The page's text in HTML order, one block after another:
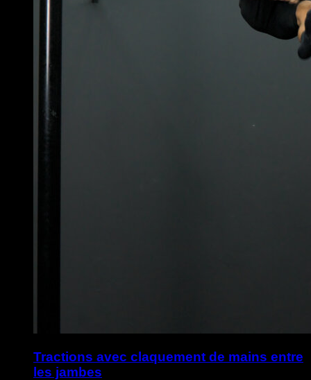
Tractions avec claquement de mains entre
les jambes